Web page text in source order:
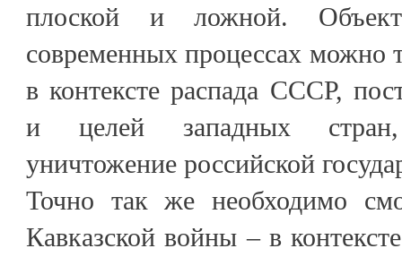
плоской и ложной.
современных процессах можно
в контексте распада СССР,
и целей западных
уничтожение российской
Точно так же необходимо
Кавказской войны – в